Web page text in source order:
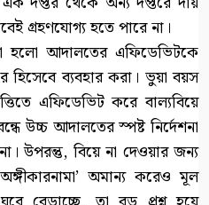
গ্রহণযোগ্য হতে পারে না।
হলো আদালতের এফিডেভিটকে
হিসেবে ব্যবহার করা। ভুয়া বয়স
এফিডেভিট করে বাল্যবিয়ে
উচ্চ আদালতের স্পষ্ট নির্দেশনা
উপরন্তু, বিয়ে না দেওয়ার জন্য
অমান্য করেও মূল